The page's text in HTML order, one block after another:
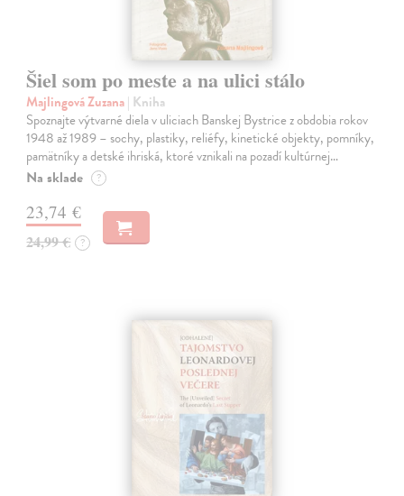
Šiel som po meste a na ulici stálo
Majlingová Zuzana| Kniha
Spoznajte výtvarné diela v uliciach Banskej Bystrice z obdobia rokov
1948 až 1989 – sochy, plastiky, reliéfy, kinetické objekty, pomníky,
pamätníky a detské ihriská, ktoré vznikali na pozadí kultúrnej…
Na sklade ?
23,74 €
24,99 € ?